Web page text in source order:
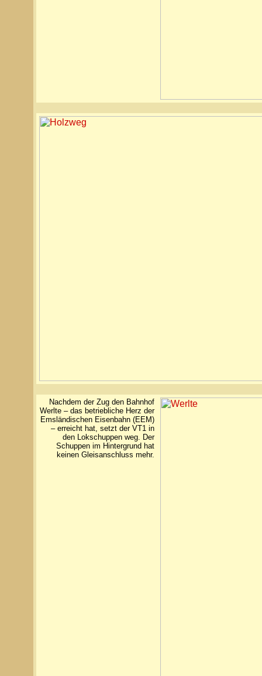
Nachdem der Zug den Bahnhof
Werlte – das betriebliche Herz der
Emsländischen Eisenbahn (EEM)
– erreicht hat, setzt der VT1 in
den Lokschuppen weg. Der
Schuppen im Hintergrund hat
keinen Gleisanschluss mehr.